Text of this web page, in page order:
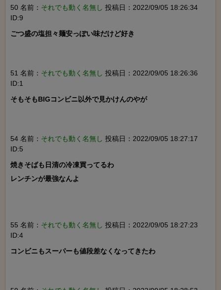
50 名前： それでも動く名無し 投稿日：2022/09/05 18:26:34
ID:9
ごつ盛の塩担々麺安っぽい味だけど好き
51 名前： それでも動く名無し 投稿日：2022/09/05 18:26:36
ID:1
そもそもBIGコンビニ以外で見かけんのやが
54 名前： それでも動く名無し 投稿日：2022/09/05 18:27:17
ID:5
焼きそばも日清の冷凍買ってるわ
レンチンが最強なんよ
55 名前： それでも動く名無し 投稿日：2022/09/05 18:27:23
ID:4
コンビニもスーパーも値段差なくなってきたわ